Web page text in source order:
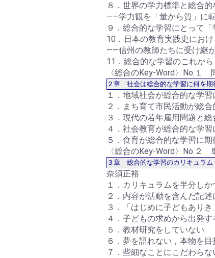
８．世界の学力標準と総合的
――学力観を「量から質」に
９．総合的な学習にとって
10．日本の教育実践史にお
――信州の教師たちに受け継
11．総合的な学習のこれ
〈総合のKey-Word〉No.１
２章 社会は総合的な学習に何を期
１．地域社会が総合的な学
２．まち育て市民活動が総
３．現代の若年雇用問題と
４．社会教育が総合的な学
５．食育が総合的な学習に
〈総合のKey-Word〉No.２
３章 総合的な学習のカリキュラ
奈須正裕
１．カリキュラムを半分し
２．内容が活動を含んだ記
３．「はじめに子どもあり
４．子どもの求めから出発
５．教材研究をしていない
６．夢を語れない，本物を目
７．些細なことにこだわらな